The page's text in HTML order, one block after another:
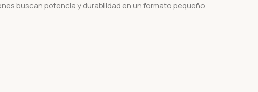
buscan potencia y durabilidad en un formato pequeño.